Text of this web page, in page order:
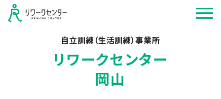
自立訓練（生活訓練）事業所
リワークセンター
岡山